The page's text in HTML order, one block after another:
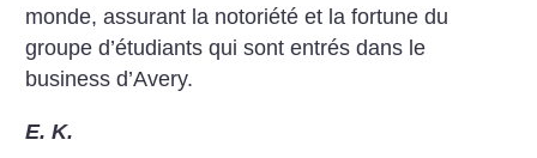
monde, assurant la notoriété et la fortune du
groupe d’étudiants qui sont entrés dans le
business d’Avery.
E. K.